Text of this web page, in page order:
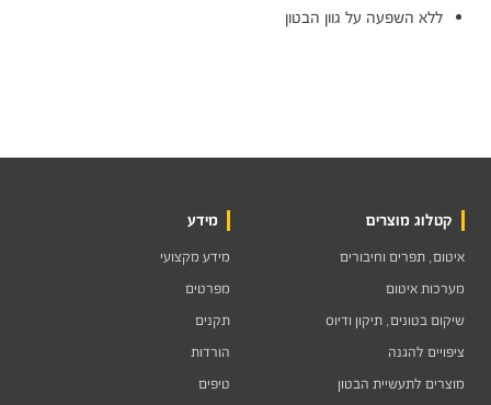
ללא השפעה על גוון הבטון
קטלוג מוצרים
איטום, תפרים וחיבורים
מערכות איטום
שיקום בטונים, תיקון ודיוס
ציפויים להגנה
מוצרים לתעשיית הבטון
מידע
מידע מקצועי
מפרטים
תקנים
הורדות
טיפים